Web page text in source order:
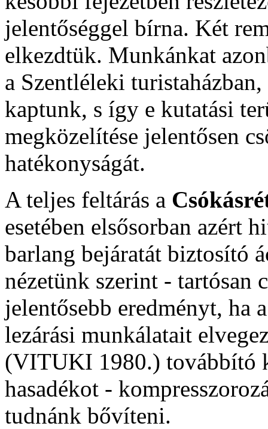
jelentőséggel bírna. Két
elkezdtük. Munkánkat
a Szentléleki
kaptunk, s így e kutatási
megközelítése jelentősen
hatékonyságát.
A teljes feltárás a
esetében elsősorban azért
barlang bejáratát biztosító
nézetünk szerint - tartósan
jelentősebb eredményt, ha
lezárási munkálatait
(VITUKI 1980.) továbbító
hasadékot -
tudnánk bővíteni.